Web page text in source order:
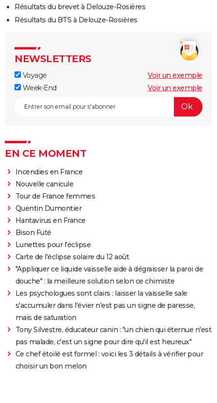
Résultats du brevet à Delouze-Rosières
Résultats du BTS à Delouze-Rosières
NEWSLETTERS
Voyage
Voir un exemple
Week-End
Voir un exemple
EN CE MOMENT
Incendies en France
Nouvelle canicule
Tour de France femmes
Quentin Dumontier
Hantavirus en France
Bison Futé
Lunettes pour l'éclipse
Carte de l'éclipse solaire du 12 août
"Appliquer ce liquide vaisselle aide à dégraisser la paroi de
douche" : la meilleure solution selon ce chimiste
Les psychologues sont clairs : laisser la vaisselle sale
s'accumuler dans l'évier n'est pas un signe de paresse,
mais de saturation
Tony Silvestre, éducateur canin : "un chien qui éternue n'est
pas malade, c'est un signe pour dire qu'il est heureux"
Ce chef étoilé est formel : voici les 3 détails à vérifier pour
choisir un bon melon